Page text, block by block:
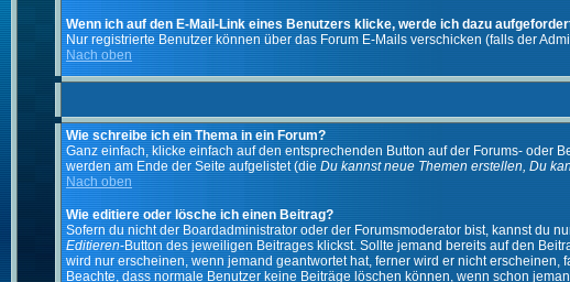
Wenn ich auf den E-Mail-Link eines Benutzers klicke, werde ich dazu
Nur registrierte Benutzer können über das Forum E-Mails verschicken (falls der
Nach oben
Wie schreibe ich ein Thema in ein Forum?
Ganz einfach, klicke einfach auf den entsprechenden Button auf der Forums- oder
werden am Ende der Seite aufgelistet (die Du kannst neue Themen erstellen, Du
Nach oben
Wie editiere oder lösche ich einen Beitrag?
Sofern du nicht der Boardadministrator oder der Forumsmoderator bist, kannst du
Editieren-Button des jeweiligen Beitrages klickst. Sollte jemand bereits auf den
wird nur erscheinen, wenn jemand geantwortet hat, ferner wird er nicht
Beachte, dass normale Benutzer keine Beiträge löschen können, wenn schon